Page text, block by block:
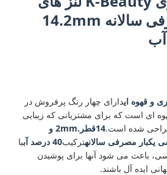
تماس یکبار مصرفی سالانه 14.2mm
دارای چهار رنگ پرفروش در
ای است که برای مشتریانی که زیبایی
شده است.
14قطر.2mm و
یکبار مصرفی سالانهترکیب40 درصد آب
با
باعث می شود آنها برای پوشیدن
ایده آل باشند.